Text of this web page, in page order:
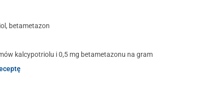
betametazon
kalcypotriolu i 0,5 mg betametazonu na gram